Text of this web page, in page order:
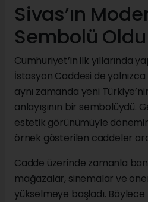
Sivas’ın
Sembolü Oldu
Cumhuriyet’in ilk yıllarında
İstasyon Caddesi de
aynı zamanda yeni
anlayışının bir sembolüydü.
estetik görünümüyle
örnek gösterilen caddeler
Cadde üzerinde zamanla
mağazalar, sinemalar ve
yükselmeye başladı.